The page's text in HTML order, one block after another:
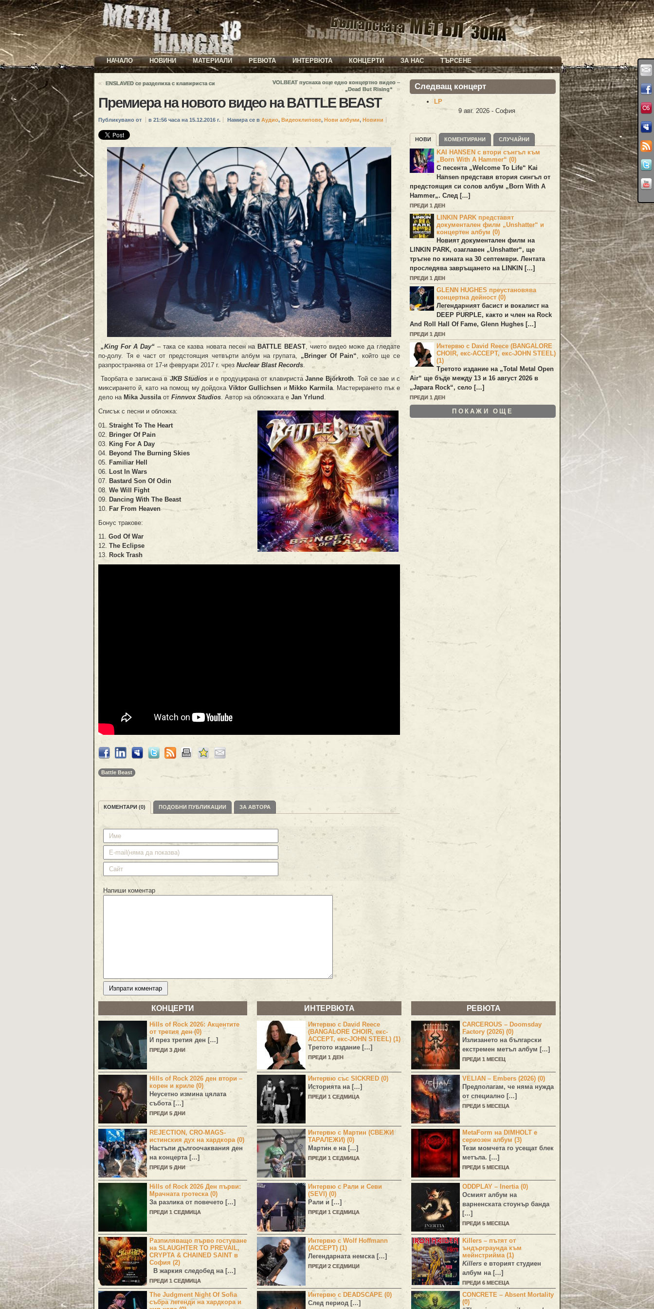
НАЧАЛО НОВИНИ МАТЕРИАЛИ РЕВЮТА ИНТЕРВЮТА КОНЦЕРТИ ЗА НАС ТЪРСЕНЕ
« ENSLAVED се разделиха с клавириста си
VOLBEAT пуснаха още едно концертно видео –
„Dead But Rising“
»
Премиера на новото видео на BATTLE BEAST
Публикувано от в 21:56 часа на 15.12.2016 г. Намира се в Аудио, Видеоклипове, Нови албуми, Новини
„King For A Day“ – така се казва новата песен на BATTLE BEAST, чието видео може да гледате
по-долу. Тя е част от предстоящия четвърти албум на групата, „Bringer Of Pain“ , който ще се
разпространява от 17-и февруари 2017 г. чрез Nuclear Blast Records
Творбата е записана вJKB Studios и е продуцирана от клавириста Janne Björkroth. Той се зае и с
миксирането й, като на помощ му дойдоха Viktor Gullichsen и Mikko Karmila. Мастерирането пък е
дело на Mika Jussilaот Finnvox Studios. Автор на обложката е Jan Yrlund .
Списък с песни и обложка:
01. Straight To The Heart
02.
Bringer Of Pain
03.
King For A Day
04.
Beyond The Burning Skies
05.
Familiar Hell
06.
Lost In Wars
07.
Bastard Son Of Odin
08. We Will Fight
09.
Dancing With The Beast
10.
Far From Heaven
Бонус тракове:
11. God Of War
12. The Eclipse
13. Rock Trash
Battle Beast
КОМЕНТАРИ (0) ПОДОБНИ ПУБЛИКАЦИИ ЗА АВТОРА
Напиши коментар
Следващ концерт
LP
9 авг. 2026 - София
НОВИ КОМЕНТИРАНИ СЛУЧАЙНИ
KAI HANSEN с втори сънгъл към
„Born With A Hammer“ (0)
С песента „Welcome To Life“ Kai
Hansenпредставя втория сингъл от
предстоящия си солов албум „ Born With A
Hammer„. След […]
ПРЕДИ 1 ДЕН
LINKIN PARK представят
документален филм „Unshatter“ и
концертен албум (0)
Новият документален филм на
LINKIN PARK, озаглавен „Unshatter“, ще
тръгне по кината на 30 септември. Лентата
проследява завръщането наLINKIN […]
ПРЕДИ 1 ДЕН
GLENN HUGHES преустановява
концертна дейност (0)
Легендарният басист и вокалист на
DEEP PURPLE, както и член на Rock
And Roll Hall Of Fame, Glenn Hughes […]
ПРЕДИ 1 ДЕН
Интервю с David Reece (BANGALORE
CHOIR, екс-ACCEPT, екс-JOHN STEEL)
(1)
Третото издание на „Total Metal Open
Air“ ще бъде между 13 и 16 август 2026 в
„Japara Rock“, село […]
ПРЕДИ 1 ДЕН
ПОКАЖИ ОЩЕ
КОНЦЕРТИ
Hills of Rock 2026: Акцентите
от третия ден (0)
И през третия ден […]
ПРЕДИ 3 ДНИ
Hills of Rock 2026 ден втори –
корен и криле (0)
Неусетно измина цялата
събота […]
ПРЕДИ 5 ДНИ
REJECTION, CRO-MAGS-
истинския дух на хардкора (0)
Настъпи дългоочаквания ден
на концерта […]
ПРЕДИ 5 ДНИ
Hills of Rock 2026 Ден първи:
Мрачната гротеска (0)
За разлика от повечето […]
ПРЕДИ 1 СЕДМИЦА
Разпиляващо първо гостуване
на SLAUGHTER TO PREVAIL,
CRYPTA & CHAINED SAINT в
София (2)
В жаркия следобед на […]
ПРЕДИ 1 СЕДМИЦА
The Judgment Night Of Sofia
събра легенди на хардкора и
ИНТЕРВЮТА
Интервю с David Reece
(BANGALORE CHOIR, екс-
ACCEPT, екс-JOHN STEEL) (1)
Третото издание […]
ПРЕДИ 1 ДЕН
Интервю със SICKRED (0)
Историята на […]
ПРЕДИ 1 СЕДМИЦА
Интервю с Мартин (СВЕЖИ
ТАРАЛЕЖИ) (0)
Мартин е на […]
ПРЕДИ 1 СЕДМИЦА
Интервю с Рали и Севи
(SEVI) (0)
Рали и […]
ПРЕДИ 1 СЕДМИЦА
Интервю с Wolf Hoffmann
(ACCEPT) (1)
Легендарната немска […]
ПРЕДИ 2 СЕДМИЦИ
Интервю с DEADSCAPE (0)
След период […]
РЕВЮТА
CARCEROUS – Doomsday
Factory (2026) (0)
Излизането на български
екстремен метъл албум […]
ПРЕДИ 1 МЕСЕЦ
VELIAN – Embers (2026) (0)
Предполагам, че няма нужда
от специално […]
ПРЕДИ 5 МЕСЕЦА
MetaForm на DIMHOLT е
сериозен албум (3)
Тези момчета го усещат блек
метъла. […]
ПРЕДИ 5 МЕСЕЦА
ODDPLAY – Inertia (0)
Осмият албум на
варненската стоунър банда
[…]
ПРЕДИ 5 МЕСЕЦА
Killers – пътят от
ъндърграунда към
мейнстрийма (1)
Killers е вторият студиен
албум на […]
ПРЕДИ 6 МЕСЕЦА
CONCRETE – Absent Mortality
(0)